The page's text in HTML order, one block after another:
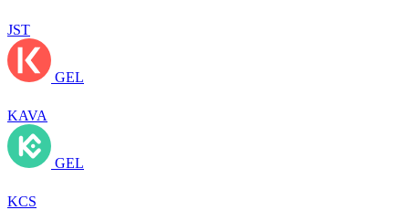
JST
GEL
KAVA
GEL
KCS